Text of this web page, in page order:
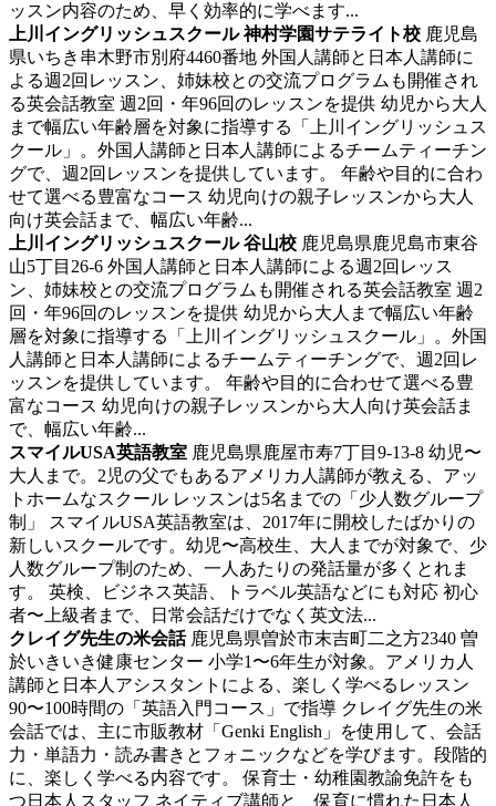
ッスン内容のため、早く効率的に学べます...
上川イングリッシュスクール 神村学園サテライト校 鹿児島
県いちき串木野市別府4460番地 外国人講師と日本人講師に
よる週2回レッスン、姉妹校との交流プログラムも開催され
る英会話教室 週2回・年96回のレッスンを提供 幼児から大人
まで幅広い年齢層を対象に指導する「上川イングリッシュス
クール」。外国人講師と日本人講師によるチームティーチン
グで、週2回レッスンを提供しています。 年齢や目的に合わ
せて選べる豊富なコース 幼児向けの親子レッスンから大人
向け英会話まで、幅広い年齢...
上川イングリッシュスクール 谷山校 鹿児島県鹿児島市東谷
山5丁目26-6 外国人講師と日本人講師による週2回レッス
ン、姉妹校との交流プログラムも開催される英会話教室 週2
回・年96回のレッスンを提供 幼児から大人まで幅広い年齢
層を対象に指導する「上川イングリッシュスクール」。外国
人講師と日本人講師によるチームティーチングで、週2回レ
ッスンを提供しています。 年齢や目的に合わせて選べる豊
富なコース 幼児向けの親子レッスンから大人向け英会話ま
で、幅広い年齢...
スマイルUSA英語教室 鹿児島県鹿屋市寿7丁目9-13-8 幼児〜
大人まで。2児の父でもあるアメリカ人講師が教える、アッ
トホームなスクール レッスンは5名までの「少人数グループ
制」 スマイルUSA英語教室は、2017年に開校したばかりの
新しいスクールです。幼児〜高校生、大人までが対象で、少
人数グループ制のため、一人あたりの発話量が多くとれま
す。 英検、ビジネス英語、トラベル英語などにも対応 初心
者〜上級者まで、日常会話だけでなく英文法...
クレイグ先生の米会話鹿児島県曽於市末吉町二之方2340 曽
於いきいき健康センター 小学1〜6年生が対象。アメリカ人
講師と日本人アシスタントによる、楽しく学べるレッスン
90〜100時間の「英語入門コース」で指導 クレイグ先生の米
会話では、主に市販教材「Genki English」を使用して、会話
力・単語力・読み書きとフォニックなどを学びます。段階的
に、楽しく学べる内容です。 保育士・幼稚園教諭免許をも
つ日本人スタッフ ネイティブ講師と、保育に慣れた日本人